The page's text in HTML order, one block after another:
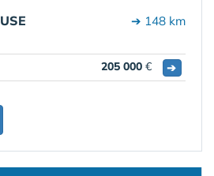
➔ 148 km
205 000 € ➔